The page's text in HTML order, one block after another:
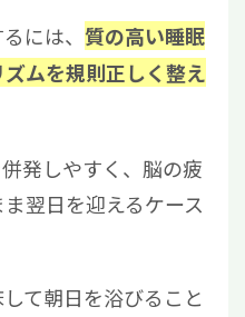
には、 質の高い睡眠
ムを規則正しく整え
発しやすく、脳の疲
翌日を迎えるケース
て朝日を浴びること